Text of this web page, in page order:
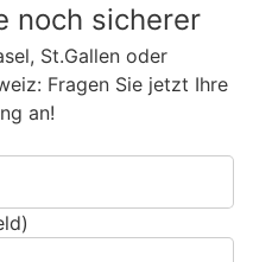
noch sicherer
St.Gallen oder
Fragen Sie jetzt Ihre
an!